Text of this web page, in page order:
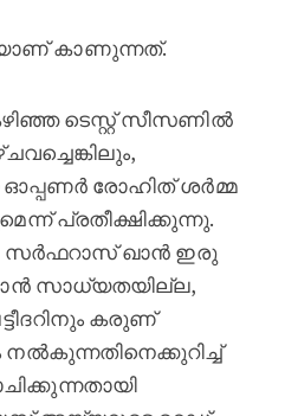
കാണുന്നത്.
ടെസ്റ്റ് സീസണിൽ
രോഹിത് ശർമ്മ
പ്രതീക്ഷിക്കുന്നു.
സർഫറാസ് ഖാൻ ഇരു
സാധ്യതയില്ല,
കരുണ്